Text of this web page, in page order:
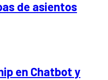
de asientos
en Chatbot y